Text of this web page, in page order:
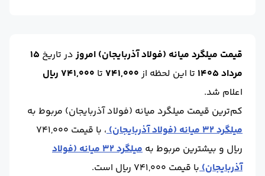
قیمت میلگرد میانه (فولاد آذربایجان) امروزدر تاریخ 15
مرداد 1405
تا این لحظه از741,000 تا 741,000 ریال
اعلام شد.
کم‌ترین قیمت میلگرد میانه (فولاد آذربایجان) مربوط به
میلگرد 32 میانه (فولاد آذربایجان)
، با قیمت 741,000
ریال و بیشترین مربوط به
میلگرد 32 میانه (فولاد
آذربایجان)با قیمت 741,000 ریال است.